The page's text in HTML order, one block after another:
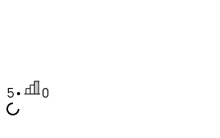
5• 0